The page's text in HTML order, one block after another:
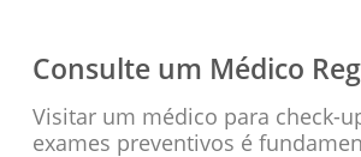
Consulte um Médico
Visitar um médico para check-
exames preventivos é